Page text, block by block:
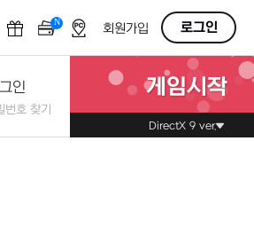
N OFF회원가입 로그인
인
번호 찾기
게임시작
DirectX 9 ver.